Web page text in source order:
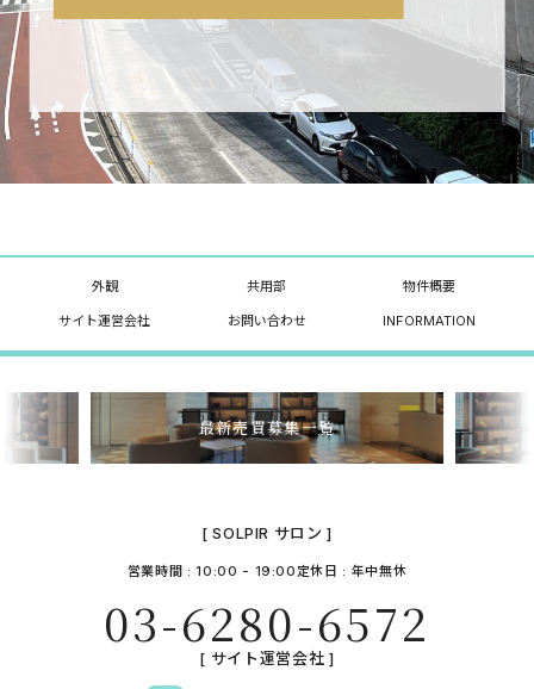
外観 共用部 物件概要
サイト運営会社 お問い合わせ INFORMATION
最新売買募集一覧
[ SOLPIR サロン ]
営業時間 : 10:00 - 19:00 定休日 : 年中無休
03-6280-6572
[ サイト運営会社 ]